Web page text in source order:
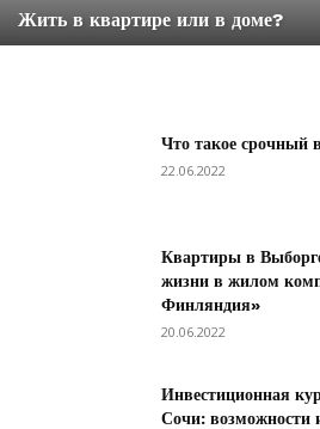
Жить в квартире или в доме?
Что такое срочный
22.06.2022
Квартиры в
жизни в жилом
Финляндия»
20.06.2022
Инвестиционная
Сочи: возможности